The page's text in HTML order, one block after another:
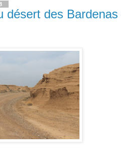
désert des Bardenas